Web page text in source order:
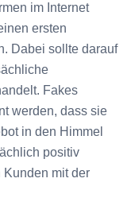
im Internet
ersten
Dabei sollte darauf
Fakes
werden, dass sie
in den Himmel
positiv
mit der